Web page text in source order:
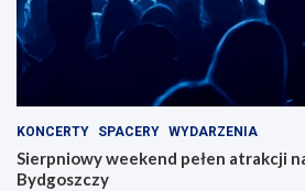
KONCERTY SPACERY WYDARZENIA
Sierpniowy weekend pełen atrakcji
Bydgoszczy